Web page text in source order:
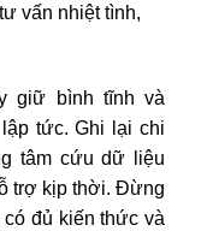
vấn nhiệt tình,
giữ bình tĩnh và
tức. Ghi lại chi
tâm cứu dữ liệu
trợ kịp thời. Đừng
đủ kiến thức và